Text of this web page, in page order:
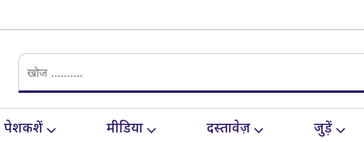
पेशकशें मीडिया दस्तावेज़ जुड़ें